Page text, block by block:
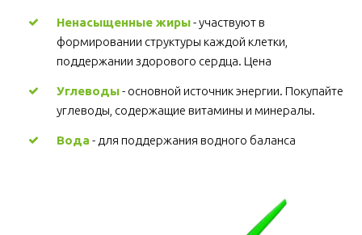
Ненасыщенные жиры - участвуют в
формировании структуры каждой клетки,
поддержании здорового сердца. Цена
Углеводы - основной источник энергии. Покупайте
углеводы, содержащие витамины и минералы.
Вода - для поддержания водного баланса